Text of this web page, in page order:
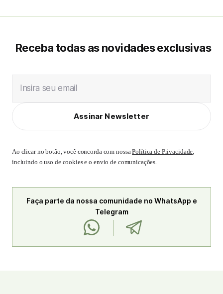
Receba todas as novidades exclusivas
Insira seu email
Assinar Newsletter
Ao clicar no botão, você concorda com nossaPolítica de Privacidade,
incluindo o uso de cookies e o envio de comunicações.
Faça parte da nossa comunidade no WhatsApp e
Telegram